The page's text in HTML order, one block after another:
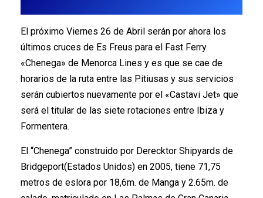
El próximo Viernes 26 de Abril serán por ahora los
últimos cruces de Es Freus para el Fast Ferry
«Chenega» de Menorca Lines y es que se cae de
horarios de la ruta entre las Pitiusas y sus servicios
serán cubiertos nuevamente por el «Castavi Jet» que
será el titular de las siete rotaciones entre Ibiza y
Formentera.
El “Chenega” construido por Derecktor Shipyards de
Bridgeport(Estados Unidos) en 2005, tiene 71,75
metros de eslora por 18,6m. de Manga y 2.65m. de